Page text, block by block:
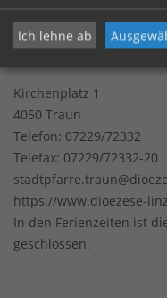
Pfarrgemeinde Traun
Kirchenplatz 1
4050 Traun
Telefon: 07229/72332
Telefax: 07229/72332-20
https://www.dioezese-
In den Ferienzeiten ist
geschlossen.
Ich lehne ab